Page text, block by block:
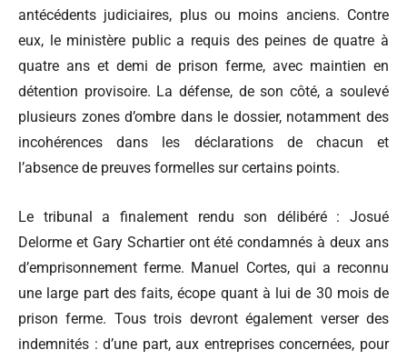
antécédents judiciaires, plus ou moins anciens. Contre
eux, le ministère public a requis des peines de quatre à
quatre ans et demi de prison ferme, avec maintien en
détention provisoire. La défense, de son côté, a soulevé
plusieurs zones d’ombre dans le dossier, notamment des
incohérences dans les déclarations de chacun et
l’absence de preuves formelles sur certains points.
Le tribunal a finalement rendu son délibéré : Josué
Delorme et Gary Schartier ont été condamnés à deux ans
d’emprisonnement ferme. Manuel Cortes, qui a reconnu
une large part des faits, écope quant à lui de 30 mois de
prison ferme. Tous trois devront également verser des
indemnités : d’une part, aux entreprises concernées, pour